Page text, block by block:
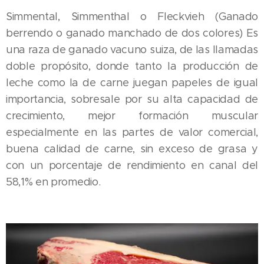
Simmental, Simmenthal o Fleckvieh (Ganado
berrendo o ganado manchado de dos colores) Es
una raza de ganado vacuno suiza, de las llamadas
doble propósito, donde tanto la producción de
leche como la de carne juegan papeles de igual
importancia, sobresale por su alta capacidad de
crecimiento, mejor formación muscular
especialmente en las partes de valor comercial,
buena calidad de carne, sin exceso de grasa y
con un porcentaje de rendimiento en canal del
58,1% en promedio.